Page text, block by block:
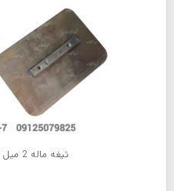
تیغه ماله 2 میل آلسکا مدل60و90